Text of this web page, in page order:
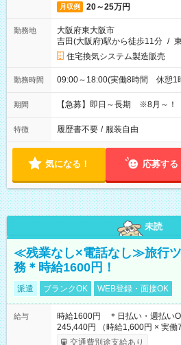
月収例 20～25万円
勤務地
大阪府東大阪市
吉田(大阪府)駅から徒歩11分 /
住宅換気システム製造販売
勤務時間 09:00～18:00(実働8時間 休憩1
期間 【急募】即日～長期 ※8月～！
特徴 履歴書不要 / 服装自由
気になる！ 応募する
未読
≪残業なし×電話なし≫旅行
務＊時給1600円！
派遣 ブランクOK WEB登録・面接OK
給与
時給1600円 ＊日払い・週払
245,440円 （時給1,600円 × 実働
交通費別途支給あり